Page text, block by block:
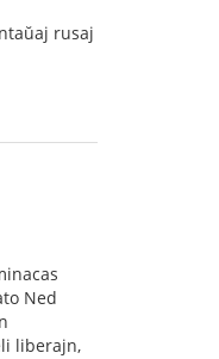
rusaj
Ned
liberajn,